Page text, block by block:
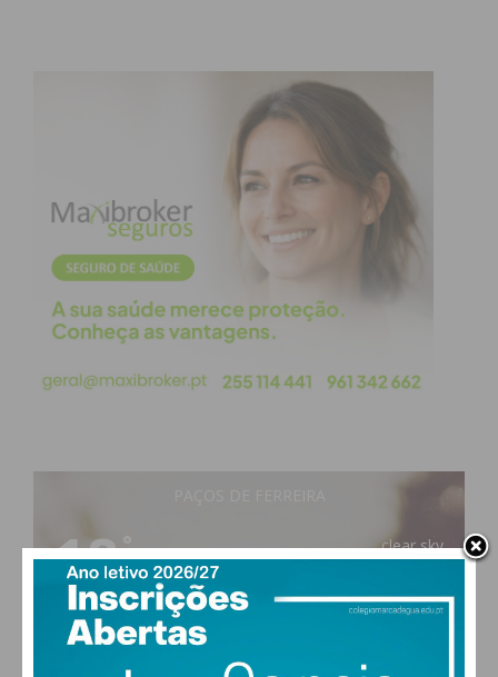
Neste cenário, a imagem do triciclo é útil para
pensar o equilíbrio institucional. Câmara, Juntas e
Assembleia Municipal são três rodas que avançam
direitas quando tocam o chão ao mesmo tempo. A
aprovação do Orçamento de 2026 mostrou que a
governabilidade se joga nas freguesias e na
capacidade de convergência dos Presidentes de
Junta dentro da Assembleia Municipal, deslocando
o centro de gravidade para o território e tornando
o equilíbrio entre rodas mais sensível.
a)o status quo mantém-se e o conflito irá
rebentar na Assembleia Municipal, e todos
perderão;
b) o Presidente da Câmara exonerará o chefe
de gabinete, e o PSD ganhará;
18°
clear sky
MAX 18 • MIN 18